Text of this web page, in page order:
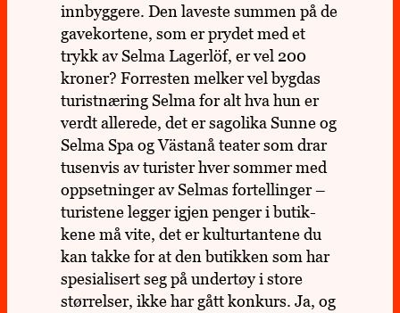
inn­byg­gere. Den laveste summen på de
gave­kor­tene, som er prydet med et
trykk av Selma Lager­löf, er vel 200
kroner? For­res­ten melker vel bygdas
turist­næ­ring Selma for alt hva hun er
verdt alle­rede, det er sago­lika Sunne og
Selma Spa og Västanå teater som drar
tusen­vis av turis­ter hver sommer med
opp­set­nin­ger av Selmas for­tel­lin­ger –
turis­tene legger igjen penger i butik­
kene må vite, det er kul­tur­tan­tene du
kan takke for at den butik­ken som har
spe­sia­li­sert seg på under­tøy i store
stør­rel­ser, ikke har gått kon­kurs. Ja, og